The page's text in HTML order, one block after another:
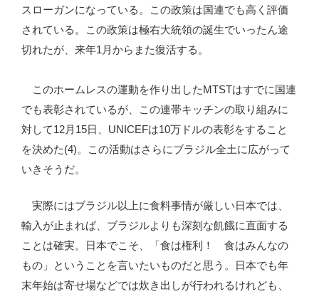
スローガンになっている。この政策は国連でも高く評価
されている。この政策は極右大統領の誕生でいったん途
切れたが、来年1月からまた復活する。
このホームレスの運動を作り出したMTSTはすでに国連
でも表彰されているが、この連帯キッチンの取り組みに
対して12月15日、UNICEFは10万ドルの表彰をすること
を決めた(4)。この活動はさらにブラジル全土に広がって
いきそうだ。
実際にはブラジル以上に食料事情が厳しい日本では、
輸入が止まれば、ブラジルよりも深刻な飢餓に直面する
ことは確実。日本でこそ、「食は権利！ 食はみんなの
もの」ということを言いたいものだと思う。日本でも年
末年始は寄せ場などでは炊き出しが行われるけれども、